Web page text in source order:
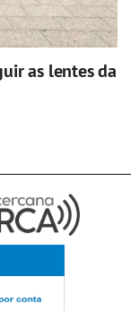
as lentes da